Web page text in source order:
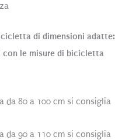
di dimensioni adatte:
le misure di bicicletta
da 80 a 100 cm si consiglia
da 90 a 110 cm si consiglia